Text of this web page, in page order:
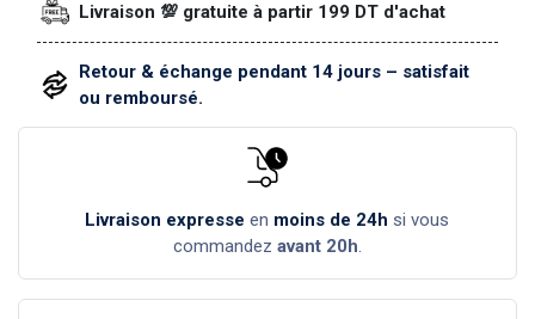
Livraison 💯 gratuite à partir 199 DT d'achat
Retour & échange pendant 14 jours – satisfait
ou remboursé.
Livraison expresse en moins de 24h si vous
commandez avant 20h.